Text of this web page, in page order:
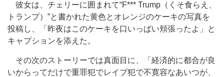
彼女は、チェリーに囲まれて“F*** Trump（くそ食らえ、
トランプ）”と書かれた黄色とオレンジのケーキの写真を
投稿し、「昨夜はこのケーキを口いっぱい頬張ったよ」と
キャプションを添えた。
その次のストーリーでは真面目に、「経済的に都合が良
いからってだけで重罪犯でレイプ犯で不寛容なあいつが、